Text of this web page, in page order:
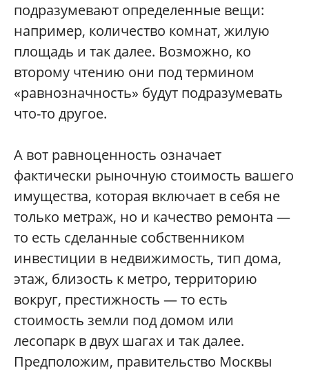
подразумевают определенные вещи:
например, количество комнат, жилую
площадь и так далее. Возможно, ко
второму чтению они под термином
«равнозначность» будут подразумевать
что-то другое.
А вот равноценность означает
фактически рыночную стоимость вашего
имущества, которая включает в себя не
только метраж, но и качество ремонта —
то есть сделанные собственником
инвестиции в недвижимость, тип дома,
этаж, близость к метро, территорию
вокруг, престижность — то есть
стоимость земли под домом или
лесопарк в двух шагах и так далее.
Предположим, правительство Москвы